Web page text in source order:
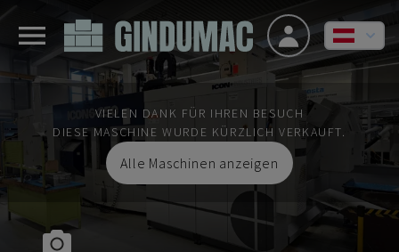
VIELEN DANK FÜR IHREN BESUCH
DIESE MASCHINE WURDE KÜRZLICH VERKAUFT.
Alle Maschinen anzeigen